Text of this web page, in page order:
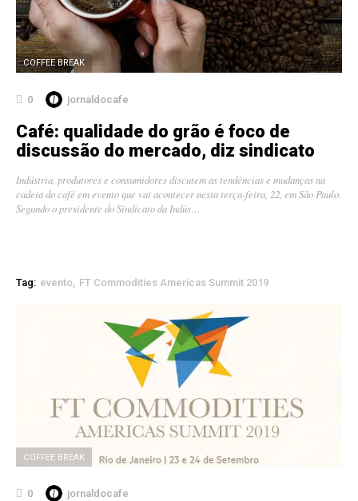
COFFEE BREAK
0 jornaldocafe
Café: qualidade do grão é foco de
discussão do mercado, diz sindicato
Indústria, produtores e consumidores discutem as tendências e mudanças na
cadeia do café em evento que vai acontecer nesta terça-feira, 22, em São Paulo.
Segundo o presidente do Sindicato da Indús…
Tag: evento FT Commodities Americas Summit 2019
COFFEE BREAK
0 jornaldocafe